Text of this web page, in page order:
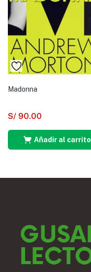
Madonna
S/ 90.00
Añadir al carrito